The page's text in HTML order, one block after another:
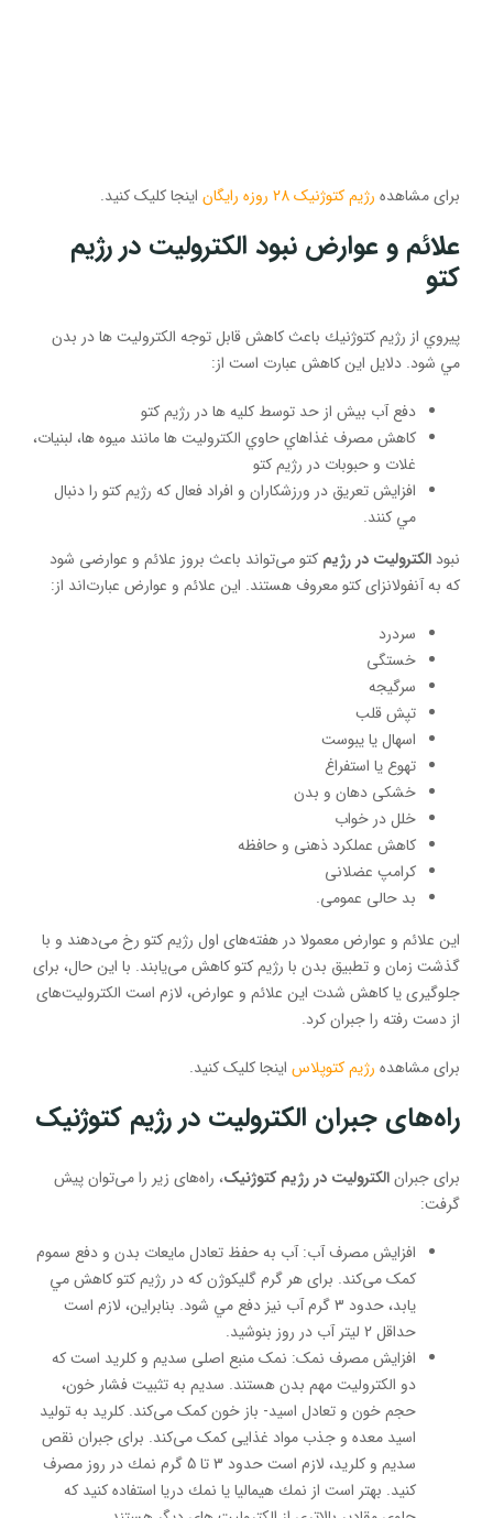
برای مشاهده رژیم کتوژنیک 28 روزه رایگان اینجا کلیک کنید.
علائم و عوارض نبود الکترولیت در رژیم
کتو
پيروي از رژيم كتوژنيك باعث كاهش قابل توجه الكتروليت ها در بدن
مي شود. دلايل اين كاهش عبارت است از:
دفع آب بيش از حد توسط كليه ها در رژيم كتو
كاهش مصرف غذاهاي حاوي الكتروليت ها مانند ميوه ها، لبنيات،
غلات و حبوبات در رژيم كتو
افزايش تعريق در ورزشكاران و افراد فعال كه رژيم كتو را دنبال
مي كنند.
نبود الکترولیت در رژیم کتو می‌تواند باعث بروز علائم و عوارضی شود
که به آنفولانزای کتو معروف هستند. این علائم و عوارض عبارت‌اند از:
سردرد
خستگی
سرگیجه
تپش قلب
اسهال یا یبوست
تهوع یا استفراغ
خشکی دهان و بدن
خلل در خواب
کاهش عملکرد ذهنی و حافظه
کرامپ عضلانی
بد حالی عمومی.
این علائم و عوارض معمولا در هفته‌های اول رژیم کتو رخ می‌دهند و با
گذشت زمان و تطبیق بدن با رژیم کتو کاهش می‌یابند. با این حال، برای
جلوگیری یا کاهش شدت این علائم و عوارض، لازم است الکترولیت‌های
از دست رفته را جبران کرد.
برای مشاهده رژیم کتوپلاس اینجا کلیک کنید.
راه‌های جبران الکترولیت در رژیم کتوژنیک
برای جبرانالکترولیت در رژیم کتوژنیک، راه‌های زیر را می‌توان پیش
گرفت:
افزایش مصرف آب: آب به حفظ تعادل مایعات بدن و دفع سموم
کمک می‌کند. برای هر گرم گليكوژن كه در رژيم كتو كاهش مي
يابد، حدود 3 گرم آب نيز دفع مي شود. بنابراین، لازم است
حداقل 2 ليتر آب در روز بنوشید.
افزایش مصرف نمک: نمک منبع اصلی سدیم و کلرید است که
دو الکترولیت مهم بدن هستند. سدیم به تثبیت فشار خون،
حجم خون و تعادل اسید- باز خون کمک می‌کند. کلرید به تولید
اسید معده و جذب مواد غذایی کمک می‌کند. برای جبران نقص
سدیم و کلرید، لازم است حدود 3 تا 5 گرم نمك در روز مصرف
كنید. بهتر است از نمك هيماليا يا نمك دريا استفاده كنید كه